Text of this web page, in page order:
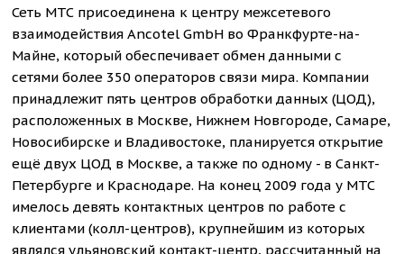
Сеть МТС присоединена к центру межсетевого
взаимодействия Ancotel GmbH во Франкфурте-на-
Майне, который обеспечивает обмен данными с
сетями более 350 операторов связи мира. Компании
принадлежит пять центров обработки данных (ЦОД),
расположенных в Москве, Нижнем Новгороде, Самаре,
Новосибирске и Владивостоке, планируется открытие
ещё двух ЦОД в Москве, а также по одному - в Санкт-
Петербурге и Краснодаре. На конец 2009 года у МТС
имелось девять контактных центров по работе с
клиентами (колл-центров), крупнейшим из которых
являлся ульяновский контакт-центр, рассчитанный на